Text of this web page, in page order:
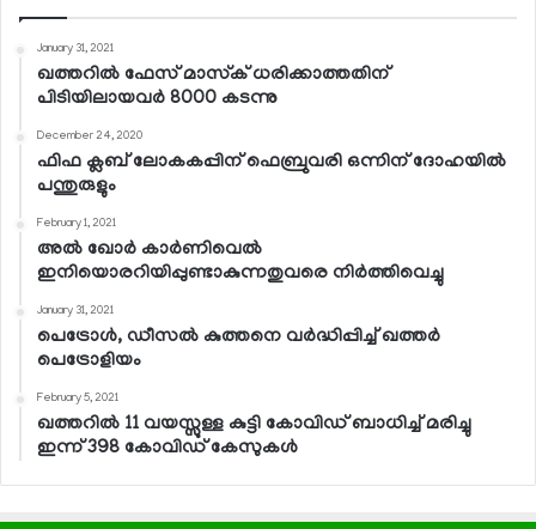
January 31, 2021
ഖത്തറില്‍ ഫേസ് മാസ്‌ക് ധരിക്കാത്തതിന്
പിടിയിലായവര്‍ 8000 കടന്നു
December 24, 2020
ഫിഫ ക്ലബ് ലോകകപ്പിന് ഫെബ്രുവരി ഒന്നിന് ദോഹയില്‍
പന്തുരുളും
February 1, 2021
അല്‍ ഖോര്‍ കാര്‍ണിവെല്‍
ഇനിയൊരറിയിപ്പുണ്ടാകുന്നതുവരെ നിര്‍ത്തിവെച്ചു
January 31, 2021
പെട്രോള്‍, ഡീസല്‍ കുത്തനെ വര്‍ദ്ധിപ്പിച്ച് ഖത്തര്‍
പെട്രോളിയം
February 5, 2021
ഖത്തറില്‍ 11 വയസ്സുള്ള കുട്ടി കോവിഡ് ബാധിച്ച് മരിച്ചു
ഇന്ന് 398 കോവിഡ് കേസുകള്‍